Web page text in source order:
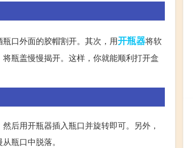
口外面的胶帽割开。其次，用开瓶器将软
瓶盖慢慢揭开。这样，你就能顺利打开盒
后用开瓶器插入瓶口并旋转即可。另外，
瓶口中脱落。